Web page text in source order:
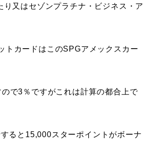
又はセゾンプラチナ・ビジネス・ア
トカードはこのSPGアメックスカー
で3％ですがこれは計算の都合上で
ると15,000スターポイントがボーナ